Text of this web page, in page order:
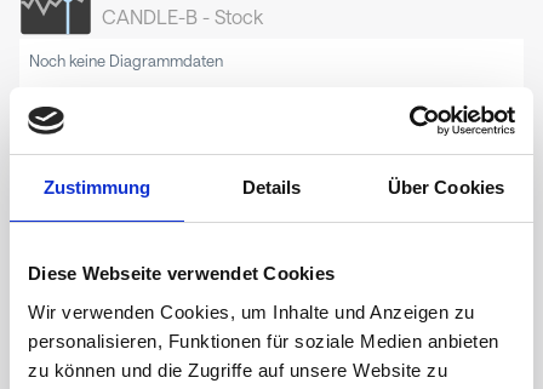
Zustimmung Details Über Cookies
Diese Webseite verwendet Cookies
Wir verwenden Cookies, um Inhalte und Anzeigen zu
personalisieren, Funktionen für soziale Medien anbieten
zu können und die Zugriffe auf unsere Website zu
CANDLE-B - Stock
Noch keine Diagrammdaten